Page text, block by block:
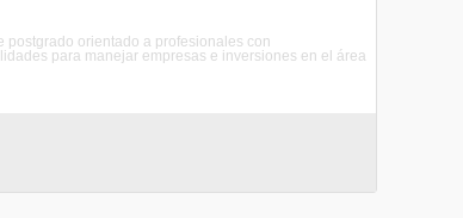
postgrado orientado a profesionales con
para manejar empresas e inversiones en el área